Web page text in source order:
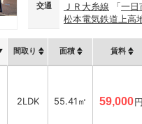
交通
ＪＲ大糸線 「一日
松本電気鉄道上高
間取り 面積 賃料
2LDK 55.41㎡ 59,000円